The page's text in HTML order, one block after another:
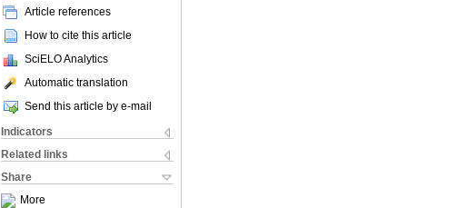
Article references
How to cite this article
SciELO Analytics
Automatic translation
Send this article by e-mail
Indicators
Related links
Share
More